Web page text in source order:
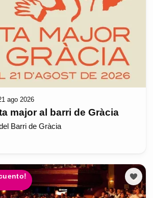
ago 2026
major al barri de Gràcia
Barri de Gràcia